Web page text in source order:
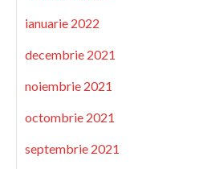
ianuarie 2022
decembrie 2021
noiembrie 2021
octombrie 2021
septembrie 2021